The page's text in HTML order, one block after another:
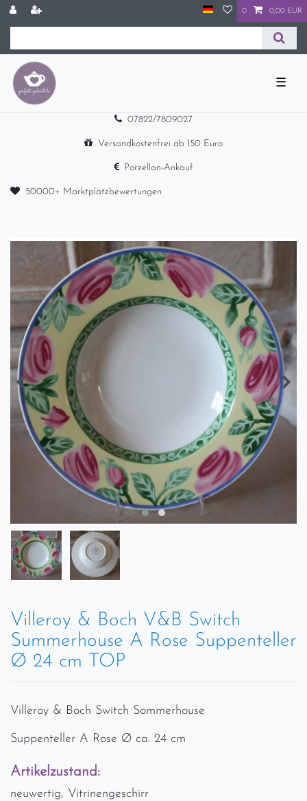
0 0,00 EUR
☰
07822/7809027
Versandkostenfrei ab 150 Euro
Porzellan-Ankauf
50000+ Marktplatzbewertungen
Villeroy & Boch V&B Switch
Summerhouse A Rose Suppenteller
Ø 24 cm TOP
Villeroy & Boch Switch Sommerhouse
Suppenteller A Rose Ø ca. 24 cm
Artikelzustand:
neuwertig, Vitrinengeschirr